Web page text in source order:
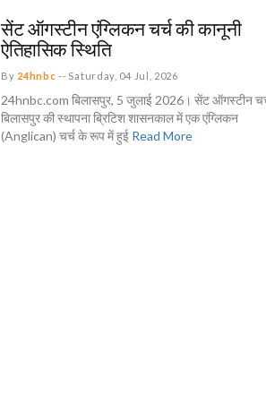
सेंट ऑगस्टीन एंग्लिकन चर्च की कानूनी
ऐतिहासिक स्थिति
By 24hnbc -- Saturday, 04 Jul, 2026
24hnbc.com बिलासपुर, 5 जुलाई 2026। सेंट ऑगस्टीन
बिलासपुर की स्थापना ब्रिटिश शासनकाल में एक एंग्लिकन
(Anglican) चर्च के रूप में हुई Read More